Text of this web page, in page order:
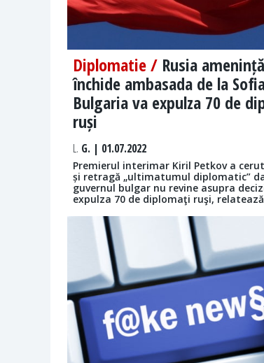
Diplomatie / Rusia
închide ambasada de la
Bulgaria va expulza 70 de
ruși
L. G. | 01.07.2022
Premierul interimar Kiril Petkov a
și retragă „ultimatumul diplomatic”
guvernul bulgar nu revine asupra
expulza 70 de diplomaţi ruşi,